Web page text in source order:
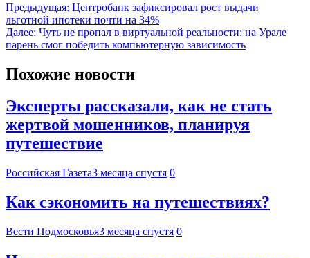
Предыдущая: Центробанк зафиксировал рост выдачи
льготной ипотеки почти на 34%
Далее: Чуть не пропал в виртуальной реальности: на Урале
парень смог победить компьютерную зависимость
Похожие новости
Эксперты рассказали, как не стать
жертвой мошенников, планируя
путешествие
Российская Газета3 месяца спустя 0
Как сэкономить на путешествиях?
Вести Подмосковья3 месяца спустя 0